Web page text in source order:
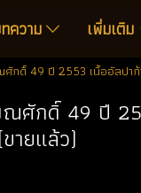
ความ เพิ่มเติม
กดิ์ 49 ปี 2553 เนื้ออัลปา
ณศักดิ์ 49 ปี
ายแล้ว)